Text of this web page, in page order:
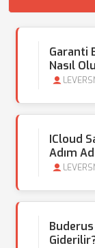
Garanti
Nasıl
ICloud
Adım